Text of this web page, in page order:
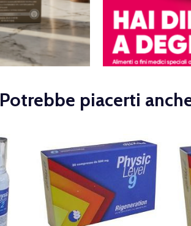
Potrebbe piacerti